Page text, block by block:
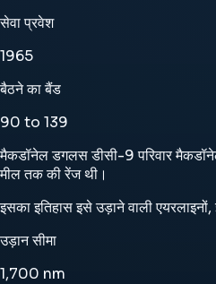
सेवा प्रवेश
1965
बैठने का बैंड
90 to 139
मैकडॉनेल डगलस डीसी-9 परिवार
मील तक की रेंज थी।
इसका इतिहास इसे उड़ाने वाली
उड़ान सीमा
1,700 nm